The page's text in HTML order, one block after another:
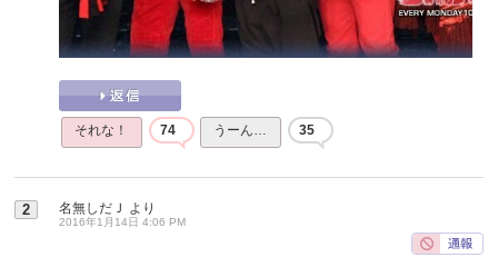
それな！ 74 うーん… 35
2 名無しだＪ より
2016年1月14日 4:06 PM